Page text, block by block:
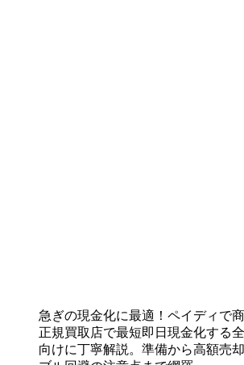
急ぎの現金化に最適！ペイディで商
正規買取店で最短即日現金化する
向けに丁寧解説。準備から高額売